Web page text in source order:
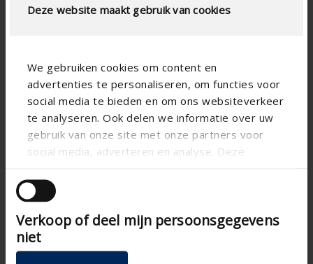
Deze website maakt gebruik van cookies
We gebruiken cookies om content en
advertenties te personaliseren, om functies voor
social media te bieden en om ons websiteverkeer
te analyseren. Ook delen we informatie over uw
gebruik van onze site met onze partners voor
social media, adverteren en analyse. Deze
andere informatie die u aan ze heeft verstrekt of
die ze hebben verzameld op basis van uw gebruik
van hun services.
Verkoop of deel mijn persoonsgegevens
niet
Technical specifications
Matter
Blade shape
Type of building
Apartment , Hospital ,